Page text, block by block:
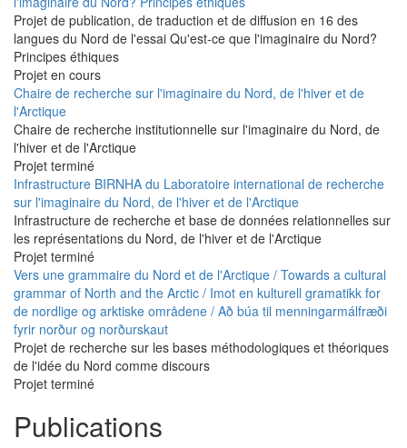
Projet de publication, de traduction et de diffusion en 16 des
langues du Nord de l'essai Qu'est-ce que l'imaginaire du Nord?
Principes éthiques
Projet en cours
Chaire de recherche sur l'imaginaire du Nord, de l'hiver et de
l'Arctique
Chaire de recherche institutionnelle sur l'imaginaire du Nord, de
l'hiver et de l'Arctique
Projet terminé
Infrastructure BIRNHA du Laboratoire international de recherche
sur l'imaginaire du Nord, de l'hiver et de l'Arctique
Infrastructure de recherche et base de données relationnelles sur
les représentations du Nord, de l'hiver et de l'Arctique
Projet terminé
Vers une grammaire du Nord et de l'Arctique / Towards a cultural
grammar of North and the Arctic / Imot en kulturell gramatikk for
de nordlige og arktiske områdene / Að búa til menningarmálfræði
fyrir norður og norðurskaut
Projet de recherche sur les bases méthodologiques et théoriques
de l'idée du Nord comme discours
Projet terminé
Publications